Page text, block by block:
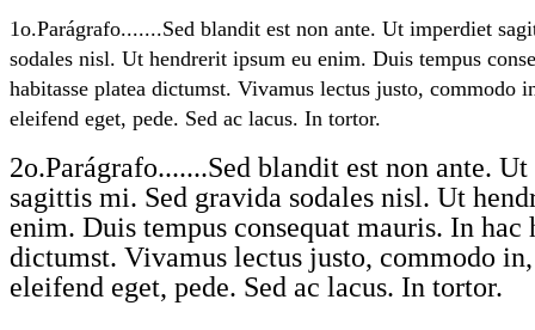
1o.Parágrafo.......Sed blandit est non ante. Ut imperdiet
sodales nisl. Ut hendrerit ipsum eu enim. Duis tempus
habitasse platea dictumst. Vivamus lectus justo, commodo
eleifend eget, pede. Sed ac lacus. In tortor.
2o.Parágrafo.......Sed blandit est non ante.
sagittis mi. Sed gravida sodales nisl. Ut
enim. Duis tempus consequat mauris. In hac
dictumst. Vivamus lectus justo, commodo
eleifend eget, pede. Sed ac lacus. In tortor.